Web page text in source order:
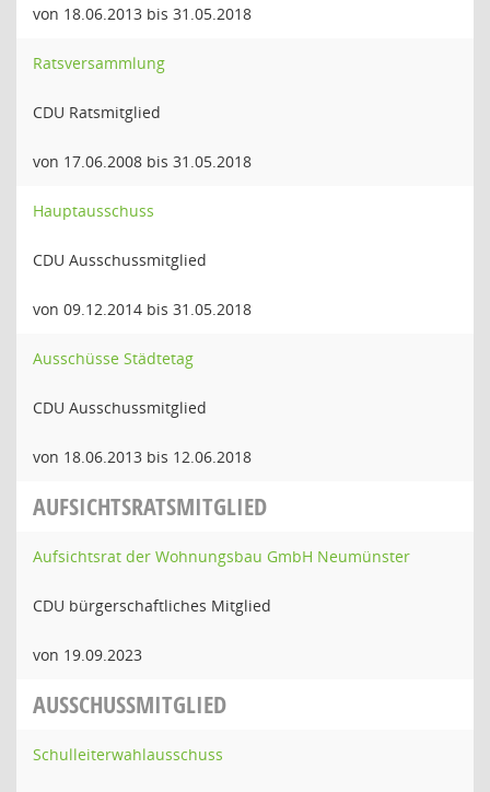
von 18.06.2013 bis 31.05.2018
Ratsversammlung
CDU Ratsmitglied
von 17.06.2008 bis 31.05.2018
Hauptausschuss
CDU Ausschussmitglied
von 09.12.2014 bis 31.05.2018
Ausschüsse Städtetag
CDU Ausschussmitglied
von 18.06.2013 bis 12.06.2018
AUFSICHTSRATSMITGLIED
Aufsichtsrat der Wohnungsbau GmbH Neumünster
CDU bürgerschaftliches Mitglied
von 19.09.2023
AUSSCHUSSMITGLIED
Schulleiterwahlausschuss